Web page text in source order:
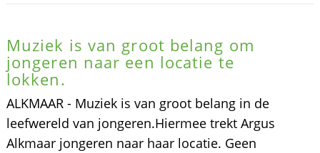
Muziek is van groot belang om
jongeren naar een locatie te
lokken.
ALKMAAR - Muziek is van groot belang in de
leefwereld van jongeren.Hiermee trekt Argus
Alkmaar jongeren naar haar locatie. Geen